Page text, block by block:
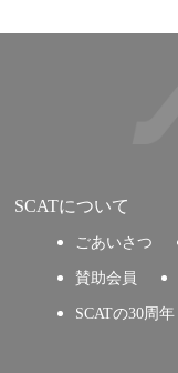
SCATについて
ごあいさつ
賛助会員
SCATの30周年